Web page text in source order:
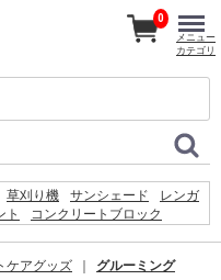
草刈り機 サンシェード
レンガ
ト
コンクリートブロック
砂利 物干し バケツ
0
メニュー
カテゴリ
ケアグッズ グルーミング